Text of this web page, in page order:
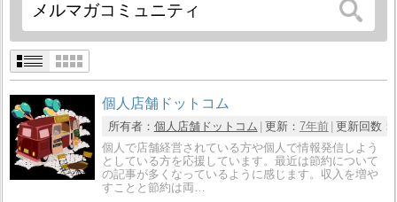
個人店舗ドットコム
所有者： 個人店舗ドットコム 更新： 7年前 更新回数：
個人で店舗経営されている方や個人で情報発信しよう
としている方を応援しています。最近は節約について
の記事が多くなっているように感じます。収入を増や
すことと節約は両…